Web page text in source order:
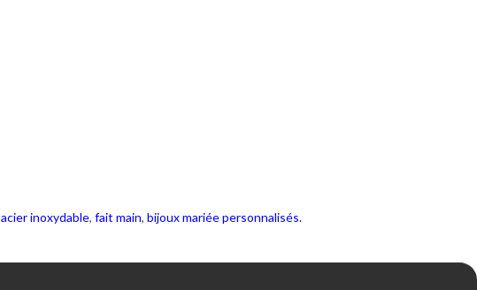
acier inoxydable, fait main, bijoux mariée personnalisés.